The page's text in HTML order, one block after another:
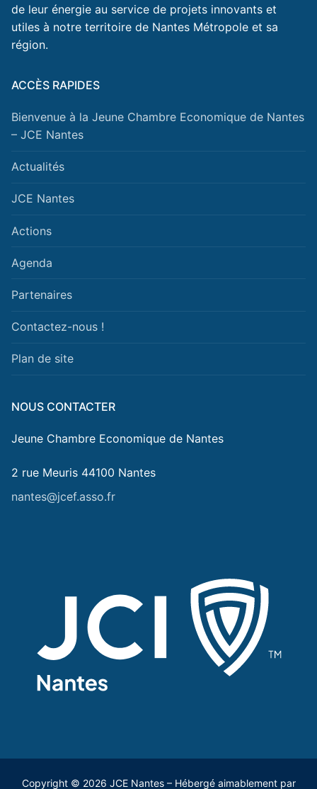
de leur énergie au service de projets innovants et
utiles à notre territoire de Nantes Métropole et sa
région.
ACCÈS RAPIDES
Bienvenue à la Jeune Chambre Economique de Nantes
– JCE Nantes
Actualités
JCE Nantes
Actions
Agenda
Partenaires
Contactez-nous !
Plan de site
NOUS CONTACTER
Jeune Chambre Economique de Nantes
2 rue Meuris 44100 Nantes
nantes@jcef.asso.fr
Copyright © 2026 JCE Nantes – Hébergé aimablement par